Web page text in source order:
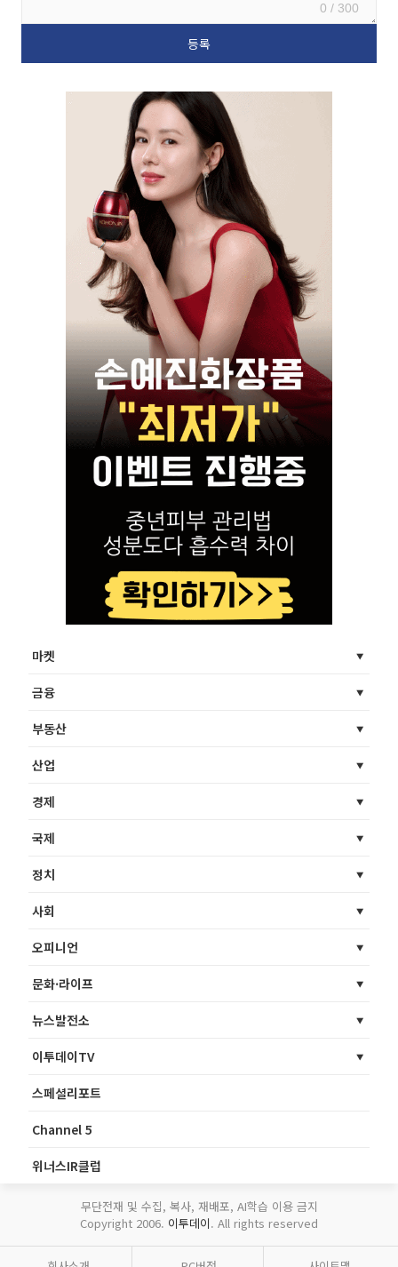
0 / 300
마켓
금융
부동산
산업
경제
국제
정치
사회
오피니언
문화·라이프
뉴스발전소
이투데이TV
스페셜리포트
Channel 5
위너스IR클럽
무단전재 및 수집, 복사, 재배포, AI학습 이용 금지
Copyright 2006. 이투데이. All rights reserved